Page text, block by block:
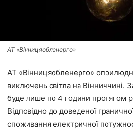
АТ «Вінницяобленерго»
АТ «Вінницяобленерго»
виключень світла на Вінниччині.
буде лише по 4 години протягом
Відповідно до доведеної
споживання електричної